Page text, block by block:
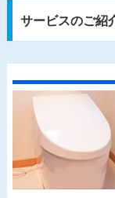
サービスのご紹